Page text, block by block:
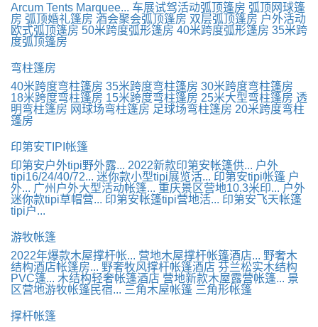
Arcum Tents Marquee... 车展试驾活动弧顶篷房 弧顶网球篷
房 弧顶婚礼篷房 酒会聚会弧顶篷房 双层弧顶篷房 户外活动
欧式弧顶篷房 50米跨度弧形篷房 40米跨度弧形篷房 35米跨
度弧顶篷房
弯柱篷房
40米跨度弯柱篷房 35米跨度弯柱篷房 30米跨度弯柱篷房
18米跨度弯柱篷房 15米跨度弯柱篷房 25米大型弯柱篷房 透
明弯柱篷房 网球场弯柱篷房 足球场弯柱篷房 20米跨度弯柱
篷房
印第安TIPI帐篷
印第安户外tipi野外露... 2022新款印第安帐篷供... 户外
tipi16/24/40/72... 迷你款小型tipi展览活... 印第安tipi帐篷 户
外... 广州户外大型活动帐篷... 重庆景区营地10.3米印... 户外
迷你款tipi草帽营... 印第安帐篷tipi营地活... 印第安飞天帐篷
tipi户...
游牧帐篷
2022年爆款木屋撑杆帐... 营地木屋撑杆帐篷酒店... 野奢木
结构酒店帐篷房... 野奢牧风撑杆帐篷酒店 芬兰松实木结构
PVC篷... 木结构轻奢帐篷酒店 营地新款木屋露营帐篷... 景
区营地游牧帐篷民宿... 三角木屋帐篷 三角形帐篷
撑杆帐篷